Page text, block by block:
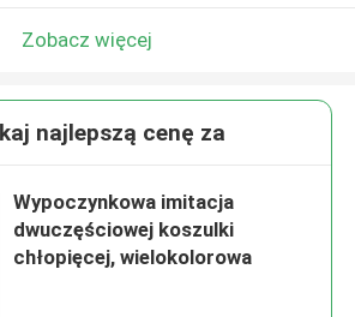
Zobacz więcej
najlepszą cenę za
Wypoczynkowa imitacja
dwuczęściowej koszulki
chłopięcej, wielokolorowa